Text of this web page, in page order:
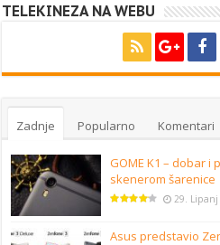
TELEKINEZA NA WEBU
Zadnje Popularno Komentari
GOME K1 – dobar i
skenerom šarenice
29. Lipanj
Asus predstavio